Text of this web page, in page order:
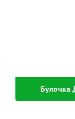
Булочка